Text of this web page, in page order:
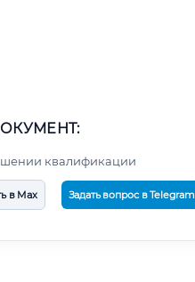
квалификации
в Max Задать вопрос в Telegram